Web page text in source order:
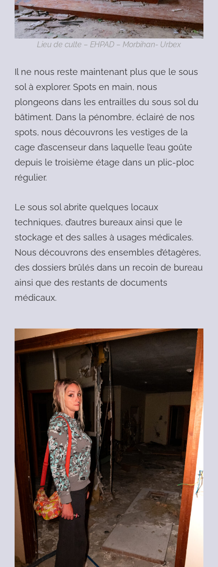
Lieu de culte – EHPAD – Morbihan- Urbex
Il ne nous reste maintenant plus que le sous
sol à explorer. Spots en main, nous
plongeons dans les entrailles du sous sol du
bâtiment. Dans la pénombre, éclairé de nos
spots, nous découvrons les vestiges de la
cage d’ascenseur dans laquelle l’eau goûte
depuis le troisième étage dans un plic-ploc
régulier.
Le sous sol abrite quelques locaux
techniques, d’autres bureaux ainsi que le
stockage et des salles à usages médicales.
Nous découvrons des ensembles d’étagères,
des dossiers brûlés dans un recoin de bureau
ainsi que des restants de documents
médicaux.